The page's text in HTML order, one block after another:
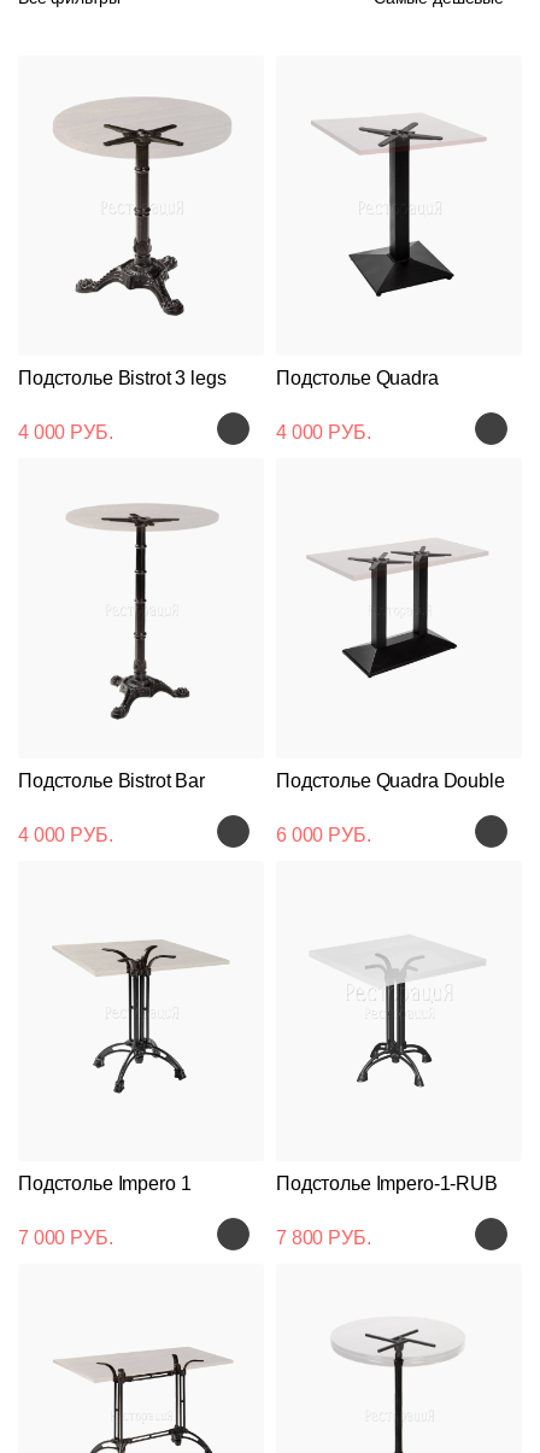
Подстолье Bistrot 3 legs
4 000 РУБ.
Подстолье Quadra
4 000 РУБ.
Подстолье Bistrot Bar
4 000 РУБ.
Подстолье Quadra Double
6 000 РУБ.
Подстолье Impero 1
7 000 РУБ.
Подстолье Impero-1-RUB
7 800 РУБ.